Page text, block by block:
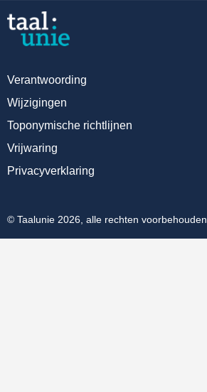
Verantwoording
Wijzigingen
Toponymische richtlijnen
Vrijwaring
Privacyverklaring
© Taalunie 2026, alle rechten voorbehouden.